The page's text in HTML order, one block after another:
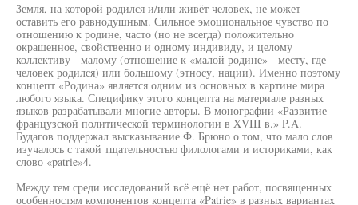
Земля, на которой родился и/или живёт человек, не может
оставить его равнодушным. Сильное эмоциональное чувство по
отношению к родине, часто (но не всегда) положительно
окрашенное, свойственно и одному индивиду, и целому
коллективу - малому (отношение к «малой родине» - месту, где
человек родился) или большому (этносу, нации). Именно поэтому
концепт «Родина» является одним из основных в картине мира
любого языка. Специфику этого концепта на материале разных
языков разрабатывали многие авторы. В монографии «Развитие
французской политической терминологии в XVIII в.» P.A.
Будагов поддержал высказывание Ф. Брюно о том, что мало слов
изучалось с такой тщательностью филологами и историками, как
слово «patrie»4.
Между тем среди исследований всё ещё нет работ, посвященных
особенностям компонентов концепта «Patrie» в разных вариантах